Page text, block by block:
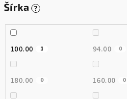
Šírka ?
100.00 1 94.00 0
180.00 0 160.00 0